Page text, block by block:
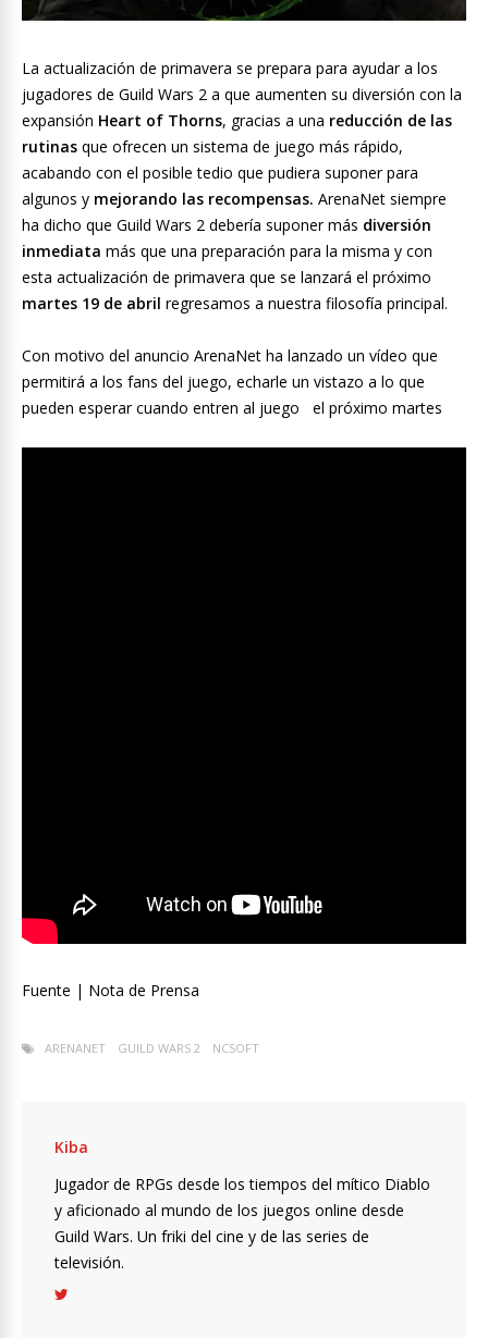
La actualización de primavera se prepara para ayudar a los
jugadores de Guild Wars 2 a que aumenten su diversión con la
expansión Heart of Thorns, gracias a una reducción de las
rutinas que ofrecen un sistema de juego más rápido,
acabando con el posible tedio que pudiera suponer para
algunos y mejorando las recompensas. ArenaNet siempre
ha dicho que Guild Wars 2 debería suponer más diversión
inmediata más que una preparación para la misma y con
esta actualización de primavera que se lanzará el próximo
martes 19 de abril regresamos a nuestra filosofía principal.
Con motivo del anuncio ArenaNet ha lanzado un vídeo que
permitirá a los fans del juego, echarle un vistazo a lo que
pueden esperar cuando entren al juego el próximo martes
Fuente | Nota de Prensa
ARENANET GUILD WARS 2 NCSOFT
Kiba
Jugador de RPGs desde los tiempos del mítico Diablo
y aficionado al mundo de los juegos online desde
Guild Wars. Un friki del cine y de las series de
televisión.